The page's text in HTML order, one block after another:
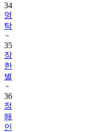
34
영
탁
35
장
한
별
36
정
해
인